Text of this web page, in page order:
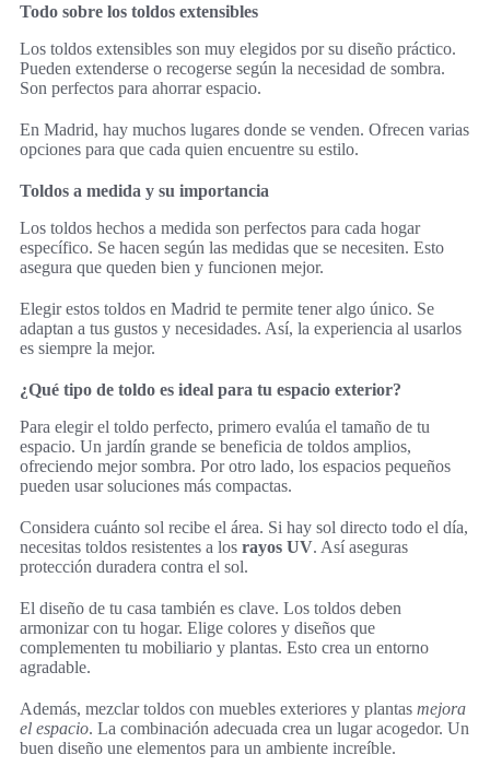
Todo sobre los toldos extensibles
Los toldos extensibles son muy elegidos por su diseño práctico.
Pueden extenderse o recogerse según la necesidad de sombra.
Son perfectos para ahorrar espacio.
En Madrid, hay muchos lugares donde se venden. Ofrecen varias
opciones para que cada quien encuentre su estilo.
Toldos a medida y su importancia
Los toldos hechos a medida son perfectos para cada hogar
específico. Se hacen según las medidas que se necesiten. Esto
asegura que queden bien y funcionen mejor.
Elegir estos toldos en Madrid te permite tener algo único. Se
adaptan a tus gustos y necesidades. Así, la experiencia al usarlos
es siempre la mejor.
¿Qué tipo de toldo es ideal para tu espacio exterior?
Para elegir el toldo perfecto, primero evalúa el tamaño de tu
espacio. Un jardín grande se beneficia de toldos amplios,
ofreciendo mejor sombra. Por otro lado, los espacios pequeños
pueden usar soluciones más compactas.
Considera cuánto sol recibe el área. Si hay sol directo todo el día,
necesitas toldos resistentes a los rayos UV. Así aseguras
protección duradera contra el sol.
El diseño de tu casa también es clave. Los toldos deben
armonizar con tu hogar. Elige colores y diseños que
complementen tu mobiliario y plantas. Esto crea un entorno
agradable.
Además, mezclar toldos con muebles exteriores y plantas mejora
el espacio. La combinación adecuada crea un lugar acogedor. Un
buen diseño une elementos para un ambiente increíble.